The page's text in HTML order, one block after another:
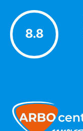
8.8